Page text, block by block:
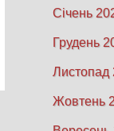
Січень
Грудень
Листопад
Жовтень